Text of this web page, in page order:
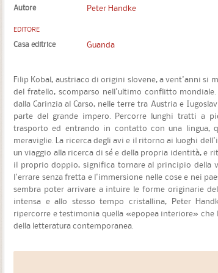
Autore Peter Handke
EDITORE
Casa editrice Guanda
Filip Kobal, austriaco di origini slovene, a vent'anni si
del fratello, scomparso nell'ultimo conflitto
dalla Carinzia al Carso, nelle terre tra Austria e
parte del grande impero. Percorre lunghi tratti a
trasporto ed entrando in contatto con una lingua,
meraviglie. La ricerca degli avi e il ritorno ai luoghi
un viaggio alla ricerca di sé e della propria identità, e
il proprio doppio, significa tornare al principio della
l'errare senza fretta e l'immersione nelle cose e nei
sembra poter arrivare a intuire le forme originarie
intensa e allo stesso tempo cristallina, Peter
ripercorre e testimonia quella «epopea interiore»
della letteratura contemporanea.